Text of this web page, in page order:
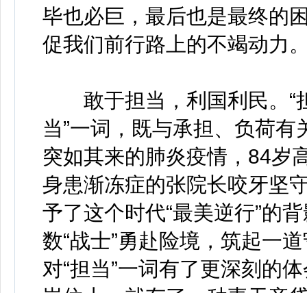
毕也必巨，最后也是最终的
促我们前行路上的不竭动力
敢于担当，利国利民。“担
当”一词，既与承担、负荷
突如其来的肺炎疫情，84岁
身患渐冻症的张院长咬牙坚
予了这个时代“最美逆行”的
数“战士”勇赴险境，筑起一
对“担当”一词有了更深刻的